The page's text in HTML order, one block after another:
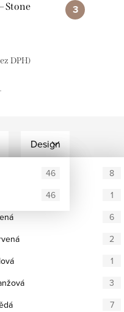
Stone
DPH)
46
8
1
6
2
1
3
7
Design
46
46